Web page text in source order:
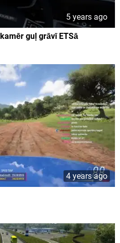
5 years ago
guļ grāvī ETSā
4 years ago